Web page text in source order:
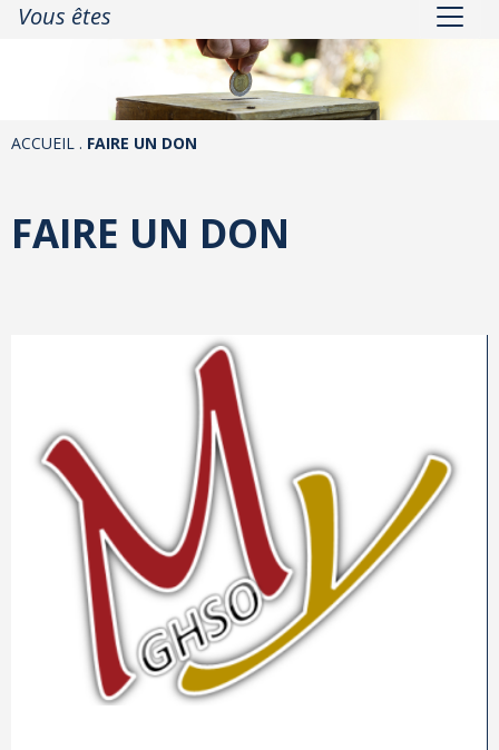
Vous êtes
ACCUEIL . FAIRE UN DON
FAIRE UN DON